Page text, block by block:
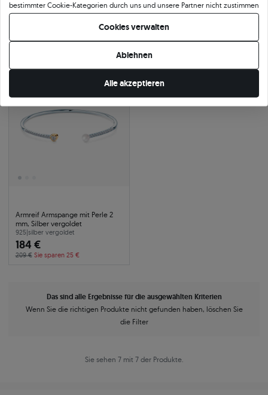
Gold
585|gelbgold
Gold
585|gelbgold
299 €
Armreif Armspange mit Perle 2
mm, Silber vergoldet
925|silber vergoldet
184 €
209 € Sie sparen 25 €
Das sind alle Ergebnisse für die ausgewählten Kriterien
Wenn Sie die richtigen Produkte nicht gefunden haben, löschen Sie
die Filter
Sie sehen 7 mit 7 der Produkte.
bestimmter Cookie-Kategorien durch uns und unsere Partner nicht zustimmen
möchten, klicken Sie auf "Lassen Sie mich wählen" und bestimmen Sie Ihre
Präferenzen. Sie können Ihre Zustimmung jederzeit widerrufen, indem Sie
Ihre Cookie-Einstellungen ändern.
Cookies verwalten
Ablehnen
Alle akzeptieren